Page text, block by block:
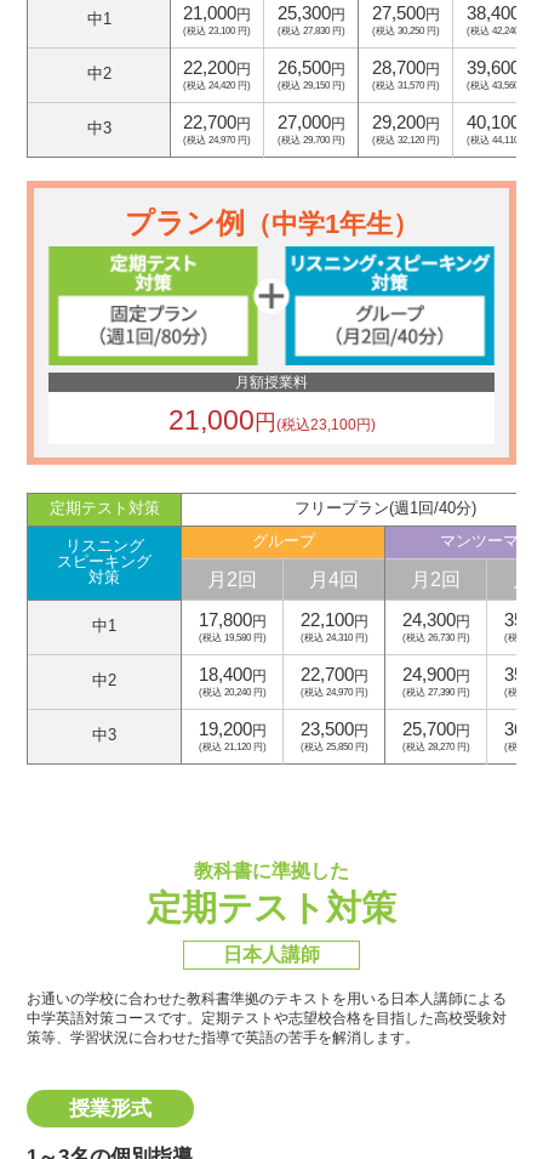
中1 21,000円
(税込 23,100 円)
25,300円
(税込 27,830 円)
27,500円
(税込 30,250 円)
38,400
(税込 42,240 円)
中2 22,200円
(税込 24,420 円)
26,500円
(税込 29,150 円)
28,700円
(税込 31,570 円)
39,600
(税込 43,560 円)
中3 22,700円
(税込 24,970 円)
27,000円
(税込 29,700 円)
29,200円
(税込 32,120 円)
40,100
(税込 44,110 円)
プラン例 （中学1年生）
月額授業料
21,000円(税込23,100円)
定期テスト対策 フリープラン(週1回/40分)
リスニング
スピーキング
対策
グループ マンツーマン
月2回 月4回 月2回
中1 17,800円
(税込 19,580 円)
22,100円
(税込 24,310 円)
24,300円
(税込 26,730 円) (税込
中2 18,400円
(税込 20,240 円)
22,700円
(税込 24,970 円)
24,900円
(税込 27,390 円) (税込
中3 19,200円
(税込 21,120 円)
23,500円
(税込 25,850 円)
25,700円
(税込 28,270 円) (税込
教科書に準拠した
定期テスト対策
日本人講師
お通いの学校に合わせた教科書準拠のテキストを用いる日本人講師による
中学英語対策コースです。 定期テストや志望校合格を目指した高校受験対
策等、学習状況に合わせた指導で英語の苦手を解消します。
授業形式